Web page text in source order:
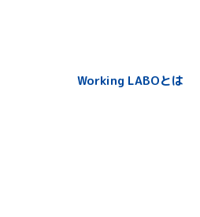
Working LABOとは